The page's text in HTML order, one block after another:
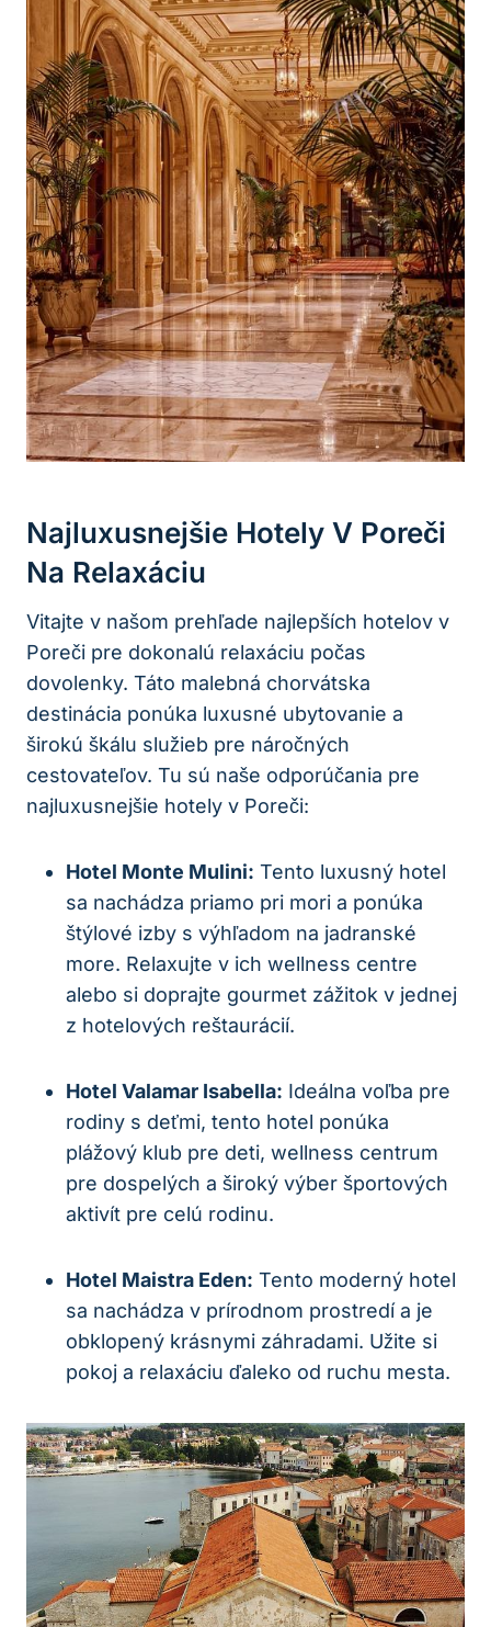
Najluxusnejšie Hotely V Poreči
Na Relaxáciu
Vitajte v našom prehľade najlepších hotelov v
Poreči pre dokonalú relaxáciu počas
dovolenky. Táto malebná chorvátska
destinácia ponúka luxusné ubytovanie a
širokú škálu služieb pre náročných
cestovateľov. Tu sú naše odporúčania pre
najluxusnejšie hotely v Poreči:
Hotel Monte Mulini: Tento luxusný hotel
sa nachádza priamo pri mori a ponúka
štýlové izby s výhľadom na jadranské
more. Relaxujte v ich wellness centre
alebo si doprajte gourmet zážitok v jednej
z hotelových reštaurácií.
Hotel Valamar Isabella: Ideálna voľba pre
rodiny s deťmi, tento hotel ponúka
plážový klub pre deti, wellness centrum
pre dospelých a široký výber športových
aktivít pre celú rodinu.
Hotel Maistra Eden: Tento moderný hotel
sa nachádza v prírodnom prostredí a je
obklopený krásnymi záhradami. Užite si
pokoj a relaxáciu ďaleko od ruchu mesta.